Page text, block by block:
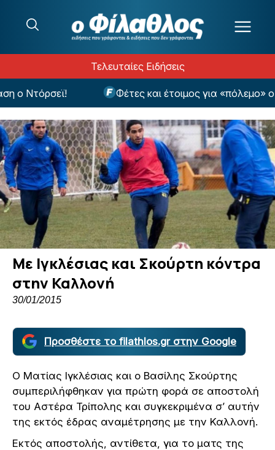
Τελευταίες Ειδήσεις
Ντόρσεϊ! Φέτες και έτοιμος για «πόλεμο» ο
Με Ιγκλέσιας και Σκούρτη κόντρα
στην Καλλονή
30/01/2015
Προσθέστε το filathlos.gr στην Google
O Ματίας Ιγκλέσιας και ο Βασίλης Σκούρτης
συμπεριλήφθηκαν για πρώτη φορά σε αποστολή
του Αστέρα Τρίπολης και συγκεκριμένα σ’ αυτήν
της εκτός έδρας αναμέτρησης με την Καλλονή.
Εκτός αποστολής, αντίθετα, για το ματς της